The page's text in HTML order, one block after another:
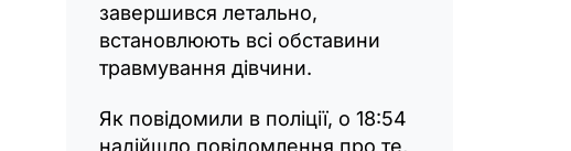
завершився летально,
встановлюють всі обставини
травмування дівчини.
Як повідомили в поліції, о 18:54
надійшло повідомлення про те,